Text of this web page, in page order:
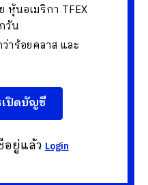
หุ้นอเมริกา TFEX
วัน
าร้อยคลาส และ
ปิดบัญชี
ยู่แล้วLogin